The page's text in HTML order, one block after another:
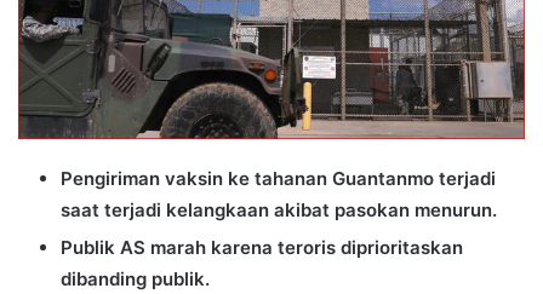
Pengiriman vaksin ke tahanan Guantanmo terjadi
saat terjadi kelangkaan akibat pasokan menurun.
Publik AS marah karena teroris diprioritaskan
dibanding publik.